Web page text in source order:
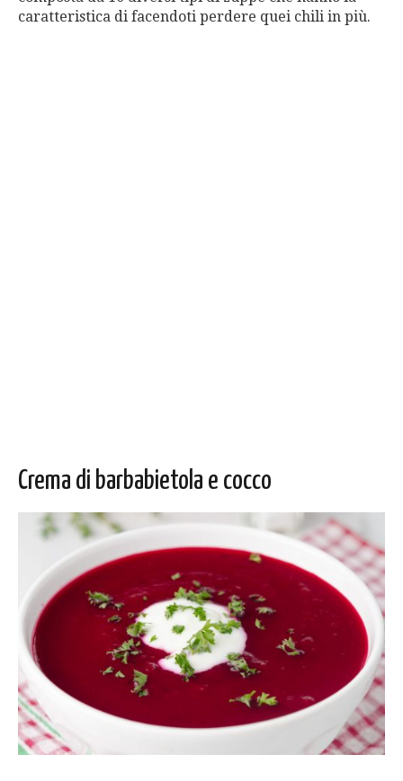
caratteristica di facendoti perdere quei chili in più.
Crema di barbabietola e cocco